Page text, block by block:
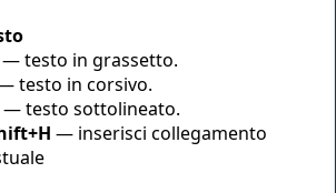
— testo in grassetto.
testo in corsivo.
— testo sottolineato.
— inserisci collegamento